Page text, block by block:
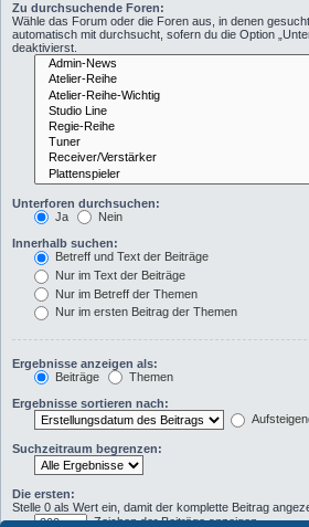
Zu durchsuchende Foren:
Wähle das Forum oder die Foren aus, in denen
automatisch mit durchsucht, sofern du die Option
deaktivierst.
Unterforen durchsuchen:
Ja
Nein
Innerhalb suchen:
Betreff und Text der Beiträge
Nur im Text der Beiträge
Nur im Betreff der Themen
Nur im ersten Beitrag der Themen
Ergebnisse anzeigen als:
Beiträge
Themen
Ergebnisse sortieren nach:
Suchzeitraum begrenzen:
Die ersten:
Stelle 0 als Wert ein, damit der komplette Beitrag
Zeichen der Beiträge anzeigen